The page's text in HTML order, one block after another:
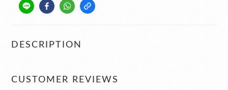
DESCRIPTION
CUSTOMER REVIEWS